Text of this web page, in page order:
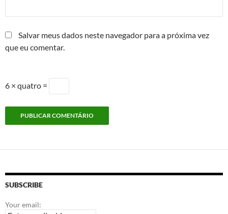
Salvar meus dados neste navegador para a próxima vez
que eu comentar.
6 × quatro =
SUBSCRIBE
Your email: